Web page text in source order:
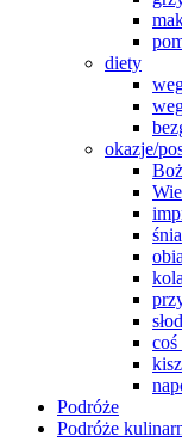
diety
okazje/
coś
Podróże
Podróże